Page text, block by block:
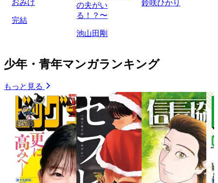
おみけ
完結
の夫がい
る！？〜
池山田剛
鈴咲ひかり
少年・青年マンガランキング
もっと見る